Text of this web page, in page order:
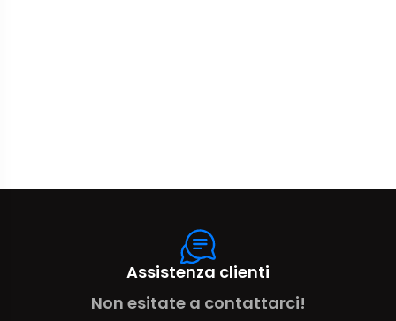
Assistenza clienti
Non esitate a contattarci!